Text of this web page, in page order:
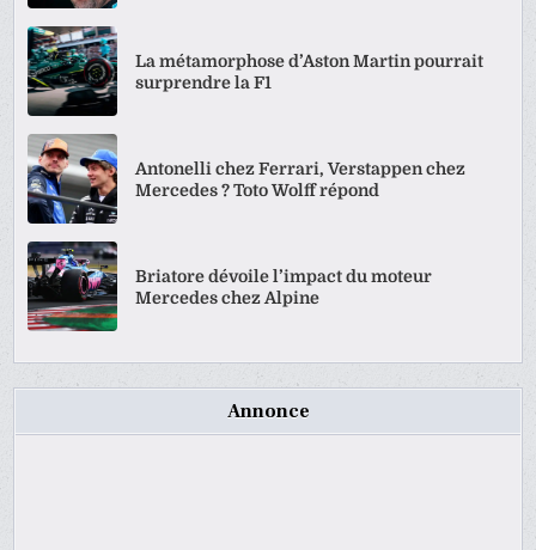
La métamorphose d’Aston Martin pourrait
surprendre la F1
Antonelli chez Ferrari, Verstappen chez
Mercedes ? Toto Wolff répond
Briatore dévoile l’impact du moteur
Mercedes chez Alpine
Annonce